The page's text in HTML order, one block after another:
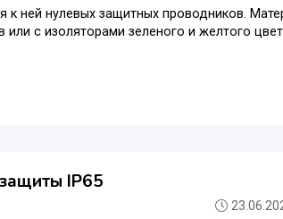
ней нулевых защитных проводников.
с изоляторами зеленого и желтого
IP65